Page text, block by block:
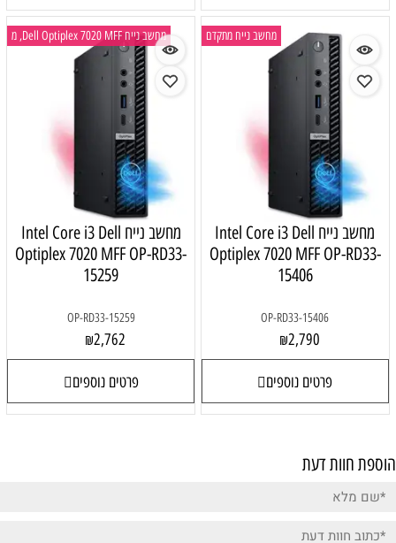
מחשב נייח מתקדם
מחשב נייח Intel Core i3 Dell
Optiplex 7020 MFF OP-RD33-
15406
OP-RD33-15406
₪2,790
פרטים נוספים
מחשב נייח Dell Optiplex 7020 MFF, מ
מחשב נייח Intel Core i3 Dell
Optiplex 7020 MFF OP-RD33-
15259
OP-RD33-15259
₪2,762
פרטים נוספים
חוות דעת